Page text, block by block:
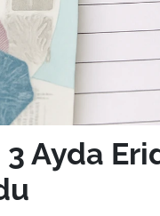
Ayda